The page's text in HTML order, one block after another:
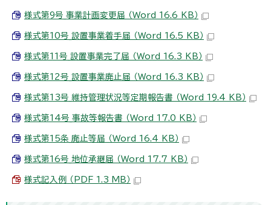
様式第9号_事業計画変更届 （Word 16.6 KB）
様式第10号_設置事業着手届 （Word 16.5 KB）
様式第11号_設置事業完了届 （Word 16.3 KB）
様式第12号_設置事業廃止届 （Word 16.3 KB）
様式第13号_維持管理状況等定期報告書 （Word 19.4 KB）
様式第14号_事故等報告書 （Word 17.0 KB）
様式第15条_廃止等届 （Word 16.4 KB）
様式第16号_地位承継届 （Word 17.7 KB）
様式記入例 （PDF 1.3 MB）